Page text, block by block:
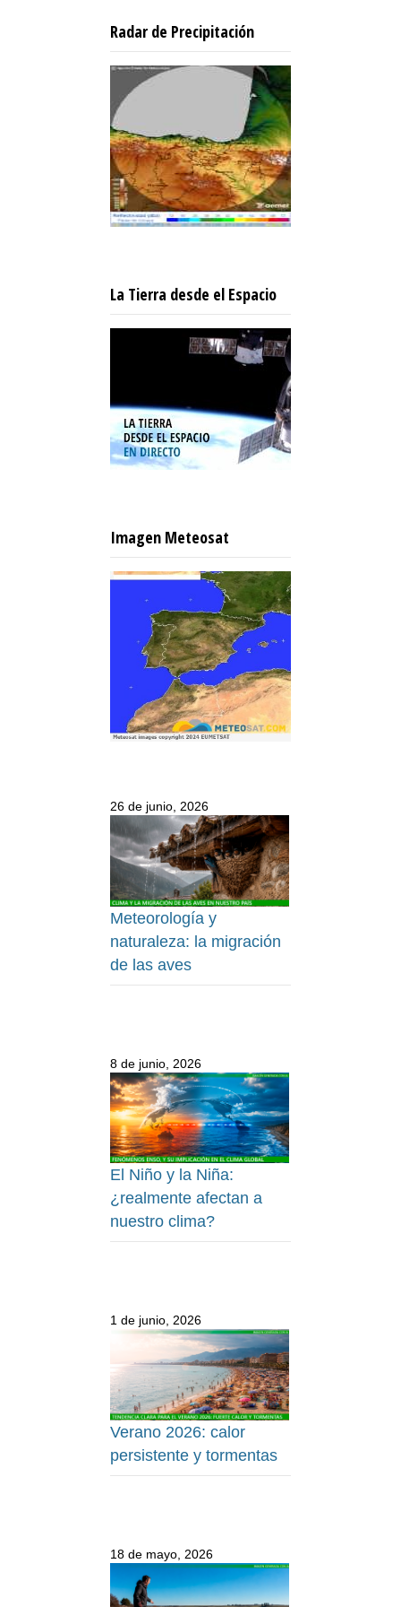
Radar de Precipitación
La Tierra desde el Espacio
Imagen Meteosat
26 de junio, 2026
Meteorología y
naturaleza: la migración
de las aves
8 de junio, 2026
El Niño y la Niña:
¿realmente afectan a
nuestro clima?
1 de junio, 2026
Verano 2026: calor
persistente y tormentas
18 de mayo, 2026